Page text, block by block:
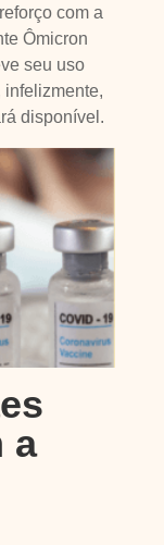
com a
Ômicron
seu uso
infelizmente,
disponível.
a